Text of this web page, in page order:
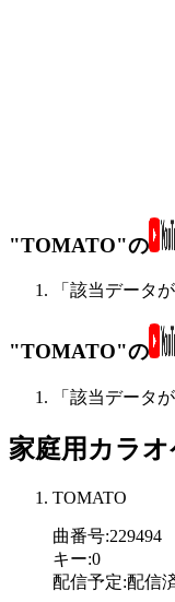
"TOMATO"の
「該当データ
"TOMATO"の
「該当データ
家庭用カラオ
TOMATO
曲番号:229494
キー:0
配信予定:配信